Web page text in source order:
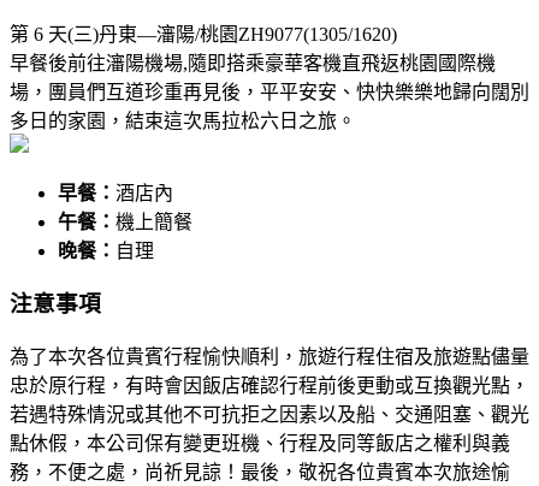
第 6 天(三)丹東—瀋陽/桃園ZH9077(1305/1620)
早餐後前往瀋陽機場,隨即搭乘豪華客機直飛返桃園國際機
場，團員們互道珍重再見後，平平安安、快快樂樂地歸向闊別
多日的家園，結束這次馬拉松六日之旅。
早餐： 酒店內
午餐： 機上簡餐
晚餐： 自理
注意事項
為了本次各位貴賓行程愉快順利，旅遊行程住宿及旅遊點儘量
忠於原行程，有時會因飯店確認行程前後更動或互換觀光點，
若遇特殊情況或其他不可抗拒之因素以及船、交通阻塞、觀光
點休假，本公司保有變更班機、行程及同等飯店之權利與義
務，不便之處，尚祈見諒！最後，敬祝各位貴賓本次旅途愉